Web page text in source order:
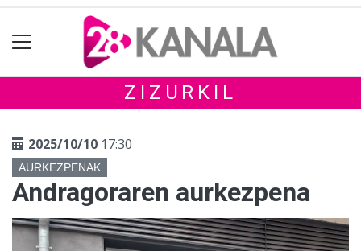
ZIZURKIL
2025/10/10 17:30
AURKEZPENAK
Andragoraren aurkezpena